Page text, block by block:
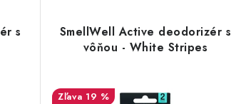
s
SmellWell Active deodorizér s
vôňou - White Stripes
19 %